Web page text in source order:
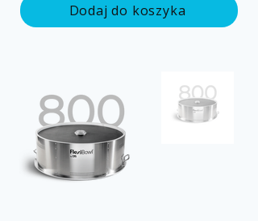
Dodaj do koszyka